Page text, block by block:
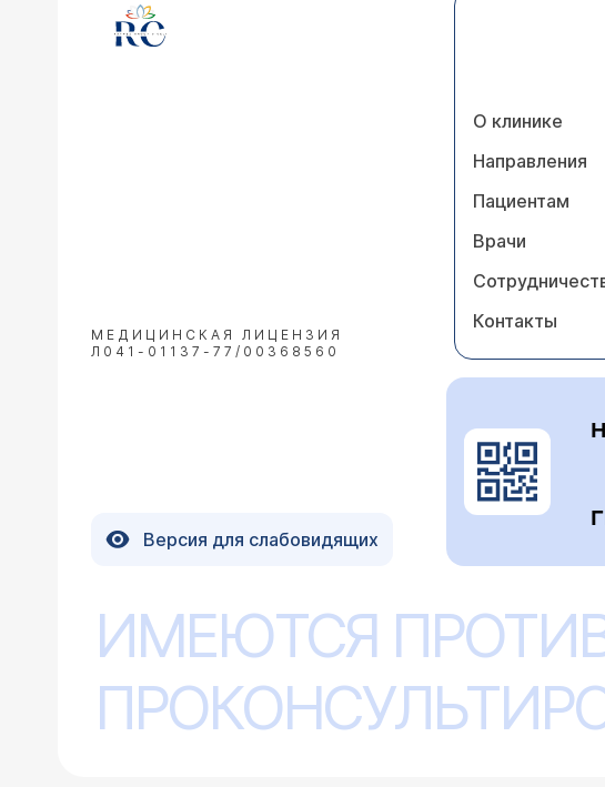
МЕДИЦИНСКАЯ ЛИЦЕНЗИЯ
Л041-01137-77/00368560
О клинике
Направления
Пациентам
Врачи
Контакты
Версия для слабовидящих
ИМЕЮТСЯ